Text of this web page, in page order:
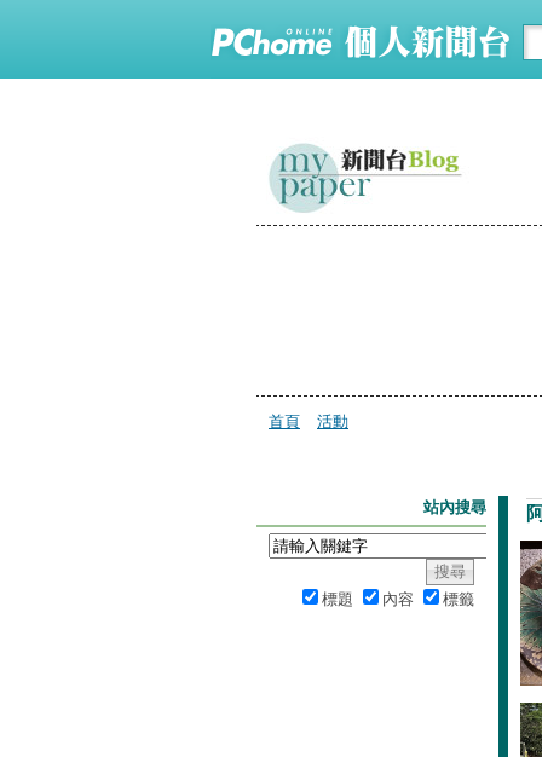
首頁 活動
站內搜尋
標題 內容 標籤